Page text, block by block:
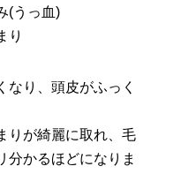
(うっ血)
り
り、頭皮がふっく
りが綺麗に取れ、毛
分かるほどになりま